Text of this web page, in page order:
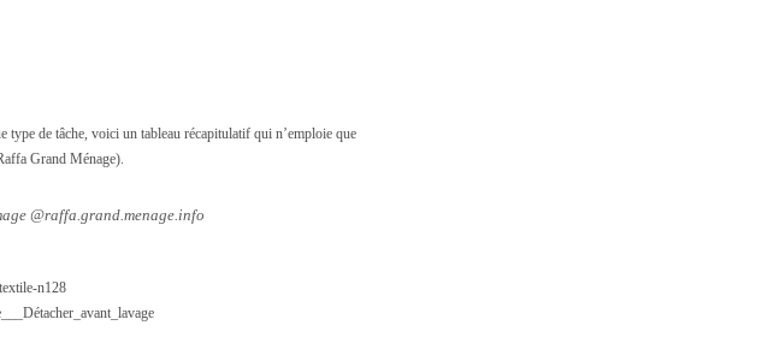
type de tâche, voici un tableau récapitulatif qui n’emploie que
Grand Ménage).
@raffa.grand.menage.info
n128